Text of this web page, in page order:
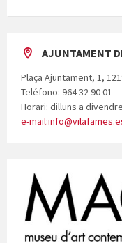
AJUNTAMENT
Plaça Ajuntament, 1,
Teléfono: 964 32 90 01
Horari: dilluns a
e-